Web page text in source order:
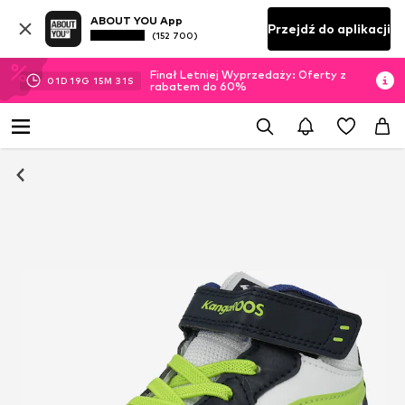
ABOUT YOU App
(152 700) Przejdź do aplikacji
01D 19G 15M 30S
Finał Letniej Wyprzedaży: Oferty z
rabatem do 60%